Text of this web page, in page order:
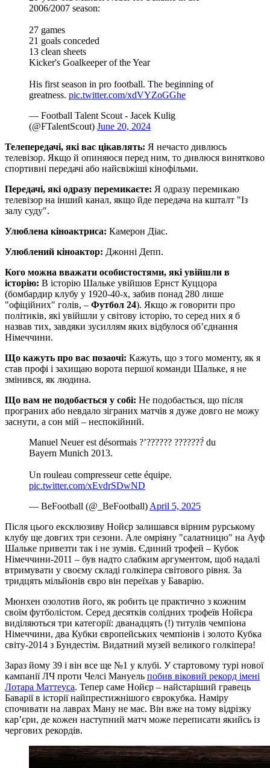
2006/2007 season:
️27 games
21 goals conceded
️13 clean sheets
Kicker's Goalkeeper of the Year
His first season in pro football. The beginning of
greatness. pic.twitter.com/xdVYZoGGhe
— Football Talent Scout - Jacek Kulig
(@FTalentScout) June 20, 2024
Телепередачі, які вас цікавлять: Я нечасто дивлюсь
телевізор. Якщо й опиняюся перед ним, то дивлюся винятково
спортивні передачі або найсвіжіші кінофільми.
Передачі, які одразу перемикаєте: Я одразу перемикаю
телевізор на інший канал, якщо йде передача на кшталт "Із
залу суду".
Улюблена кіноактриса: Камерон Діас.
Улюблений кіноактор: Джонні Депп.
Кого можна вважати особистостями, які увійшли в
історію: В історію Шальке увійшов Ернст Куццора
(бомбардир клубу у 1920-40-х, забив понад 280 лише
"офіційних" голів, – Футбол 24). Якщо ж говорити про
політиків, які увійшли у світову історію, то серед них я б
назвав тих, завдяки зусиллям яких відбулося об’єднання
Німеччини.
Що кажуть про вас позаочі: Кажуть, що з того моменту, як я
став профі і захищаю ворота першої команди Шальке, я не
змінився, як людина.
Що вам не подобається у собі: Не подобається, що після
програних або невдало зіграних матчів я дуже довго не можу
заснути, а сон мій – неспокійний.
Manuel Neuer est désormais ?’?????? ???????́ du
Bayern Munich 2013. ️
Un rouleau compresseur cette équipe.
pic.twitter.com/xEvdrSDwND
— BeFootball (@_BeFootball)April 5, 2025
Після цього ексклюзиву Нойєр залишався вірним рурському
клубу ще довгих три сезони. Але омріяну "салатницю" на Ауф
Шальке привезти так і не зумів. Єдиний трофей – Кубок
Німеччини-2011 – був надто слабким аргументом, щоб надалі
втримувати у своєму складі голкіпера світового рівня. За
тридцять мільйонів євро він переїхав у Баварію.
Мюнхен озолотив його, як робить це практично з кожним
своїм футболістом. Серед десятків солідних трофеїв Нойєра
виділяються три категорії: дванадцять (!) титулів чемпіона
Німеччини, два Кубки європейських чемпіонів і золото Кубка
світу-2014 з Бундестім. Видатний музей великого голкіпера!
Зараз йому 39 і він все ще №1 у клубі. У стартовому турі нової
кампанії ЛЧ проти Челсі Мануель побив віковий рекорд імені
Лотара Маттеуса. Тепер саме Нойєр – найстаріший гравець
Баварії в історії найпрестижнішого єврокубка. Наміру
спочивати на лаврах Ману не має. Він вже на тому відрізку
кар’єри, де кожен наступний матч може переписати якийсь із
чергових рекордів.